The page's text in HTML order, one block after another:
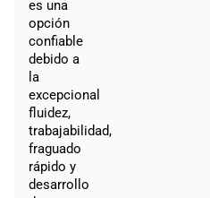
es una
opción
confiable
debido a
la
excepcional
fluidez,
trabajabilidad,
fraguado
rápido y
desarrollo